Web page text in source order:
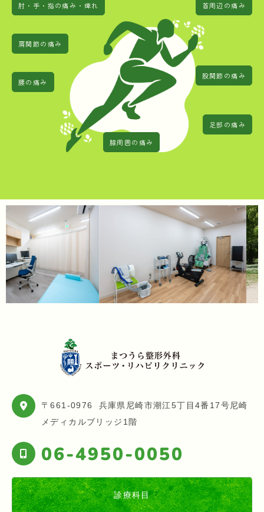
首周辺の痛み
肘・手・指の痛み・痺れ
肩関節の痛み
腰の痛み
股関節の痛み
足部の痛み
膝周囲の痛み
〒661-0976
兵庫県尼崎市潮江5丁目4番17号尼崎
メディカルブリッジ1階
06-4950-0050
診療科目